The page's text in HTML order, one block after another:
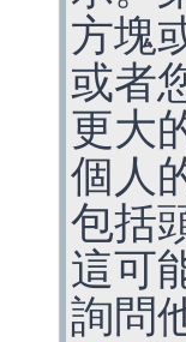
方塊
或者
更大
個人
包括
這可
詢問